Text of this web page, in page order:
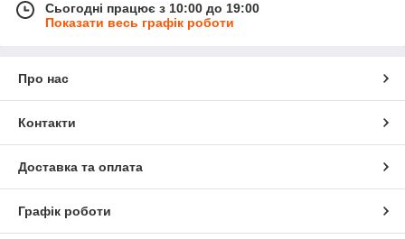
Сьогодні працює з 10:00 до 19:00
Показати весь графік роботи
Про нас
Контакти
Доставка та оплата
Графік роботи